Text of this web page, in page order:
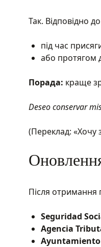
Так. Відповідно
під час
або протягом
Порада: краще
Deseo conservar
(Переклад:
Після отримання
Seguridad
Agencia
Ayuntamiento